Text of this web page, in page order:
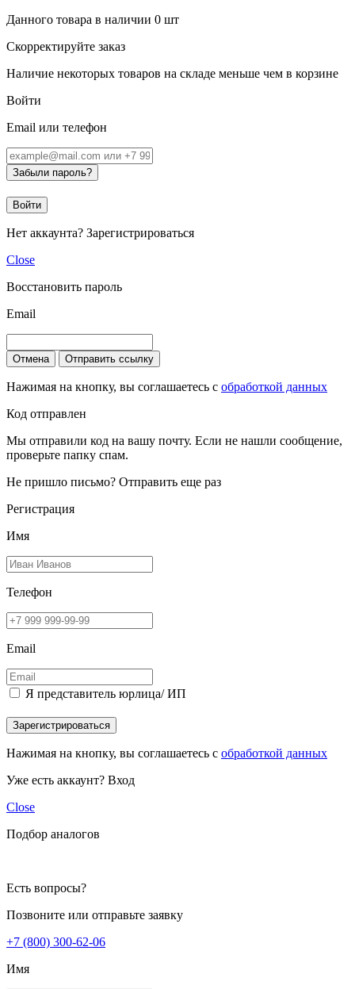
Данного товара в наличии 0 шт
Скорректируйте заказ
Наличие некоторых товаров на складе меньше чем в корзине
Войти
Email или телефон
Забыли пароль?
Войти
Нет аккаунта? Зарегистрироваться
Close
Восстановить пароль
Email
Отмена Отправить ссылку
Нажимая на кнопку, вы соглашаетесь с обработкой данных
Код отправлен
Мы отправили код на вашу почту. Если не нашли сообщение,
проверьте папку спам.
Не пришло письмо? Отправить еще раз
Регистрация
Имя
Телефон
Email
Я представитель юрлица/ ИП
Зарегистрироваться
Нажимая на кнопку, вы соглашаетесь с обработкой данных
Уже есть аккаунт? Вход
Close
Подбор аналогов
Есть вопросы?
Позвоните или отправьте заявку
+7 (800) 300-62-06
Имя